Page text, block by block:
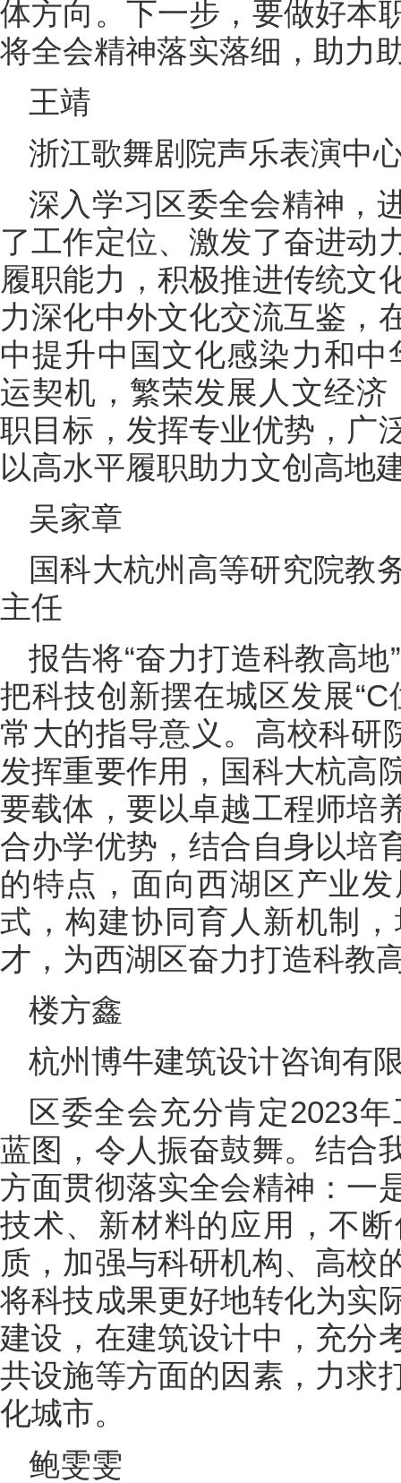
体方向。下一步，要做好本
将全会精神落实落细，助力
王靖
浙江歌舞剧院声乐表演中
深入学习区委全会精神，
了工作定位、激发了奋进动
履职能力，积极推进传统文
力深化中外文化交流互鉴，
中提升中国文化感染力和
运契机，繁荣发展人文经
职目标，发挥专业优势，广
以高水平履职助力文创高地
吴家章
国科大杭州高等研究院教
主任
报告将“奋力打造科教高
把科技创新摆在城区发展
常大的指导意义。高校科研
发挥重要作用，国科大杭高
要载体，要以卓越工程师培
合办学优势，结合自身以培
的特点，面向西湖区产业
式，构建协同育人新机制
才，为西湖区奋力打造科教
楼方鑫
杭州博牛建筑设计咨询有
区委全会充分肯定2023
蓝图，令人振奋鼓舞。结合
方面贯彻落实全会精神：一
技术、新材料的应用，不
质，加强与科研机构、高校
将科技成果更好地转化为实
建设，在建筑设计中，充分
共设施等方面的因素，力求
化城市。
鲍雯雯